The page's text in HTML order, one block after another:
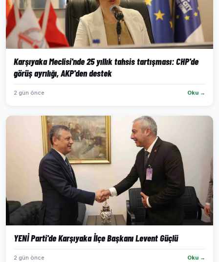
Karşıyaka Meclisi'nde 25 yıllık tahsis tartışması: CHP'de
görüş ayrılığı, AKP'den destek
2 gün önce Oku →
YENİ Parti'de Karşıyaka İlçe Başkanı Levent Güçlü
2 gün önce Oku →